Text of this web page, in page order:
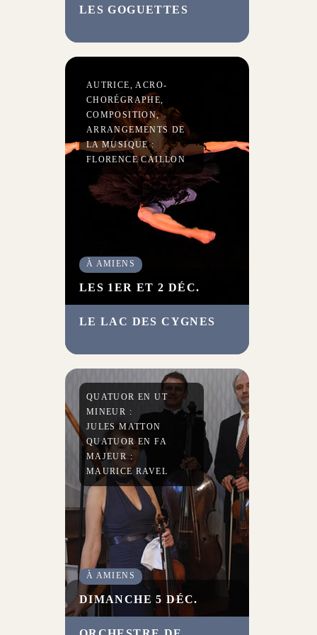
LES GOGUETTES
Accompagnés par une pianiste,
interprètes forment un
ensemble d’une impertinence
LE LAC DES CYGNES
AUTRICE, ACRO-
CHORÉGRAPHE,
COMPOSITION,
ARRANGEMENTS DE
LA MUSIQUE :
FLORENCE CAILLON
À AMIENS
LES 1ER ET 2 DÉC.
Avec cinq interprètes de haut
Le lac des cygnes de
Tchaïkovski avec une fantaisie
parfaitement maîtrisée.
QUATUOR EN UT
MINEUR :
JULES MATTON
QUATUOR EN FA
MAJEUR :
MAURICE RAVEL
À AMIENS
DIMANCHE 5 DÉC.